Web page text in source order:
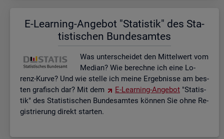
E-Lear­ning-An­ge­bot "Sta­tis­tik" des Sta­
tis­ti­schen Bun­des­am­tes
Was un­ter­schei­det den Mit­tel­wert vom
Me­di­an? Wie be­rech­ne ich eine Lo­
renz-Kurve? Und wie stel­le ich meine Er­geb­nis­se am bes­
ten gra­fisch dar? Mit dem
E-Lear­ning-An­ge­bot "Sta­tis­
tik" des Sta­tis­ti­schen Bun­des­am­tes kön­nen Sie ohne Re­
gis­trie­rung di­rekt star­ten.